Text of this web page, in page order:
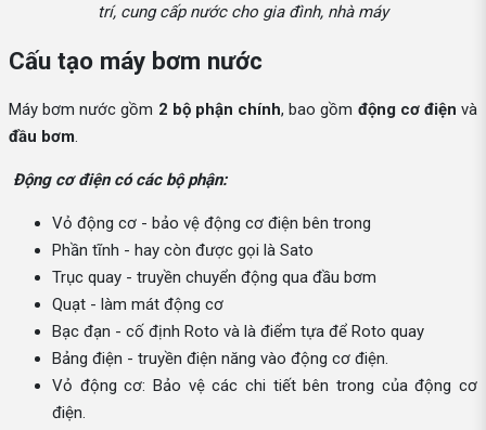
trí, cung cấp nước cho gia đình, nhà máy
Cấu tạo máy bơm nước
Máy bơm nước gồm 2 bộ phận chính, bao gồm động cơ điện và
đầu bơm
Động cơ điện có các bộ phận:
Vỏ động cơ - bảo vệ động cơ điện bên trong
Phần tĩnh - hay còn được gọi là Sato
Trục quay - truyền chuyển động qua đầu bơm
Quạt - làm mát động cơ
Bạc đạn - cố định Roto và là điểm tựa để Roto quay
Bảng điện - truyền điện năng vào động cơ điện.
Vỏ động cơ: Bảo vệ các chi tiết bên trong của động cơ
điện.